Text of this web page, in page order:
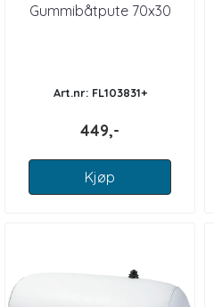
Gummibåtpute 70x30
Art.nr: FL103831+
449,-
Kjøp